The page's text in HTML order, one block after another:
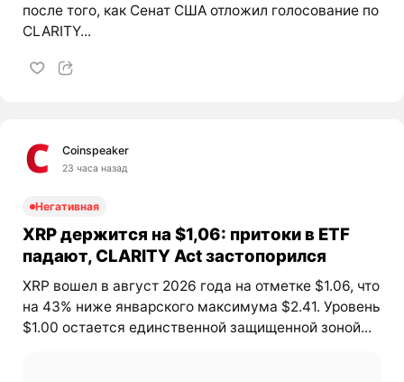
после того, как Сенат США отложил голосование по
CLARITY...
Coinspeaker
23 часа назад
Негативная
XRP держится на $1,06: притоки в ETF
падают, CLARITY Act застопорился
XRP вошел в август 2026 года на отметке $1.06, что
на 43% ниже январского максимума $2.41. Уровень
$1.00 остается единственной защищенной зоной...